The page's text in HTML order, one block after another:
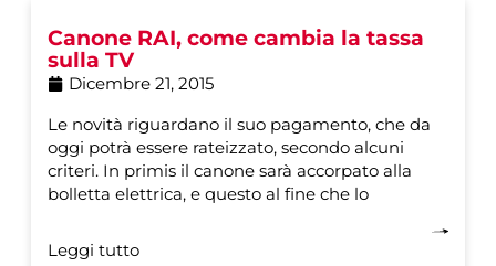
Canone RAI, come cambia la tassa
sulla TV
Dicembre 21, 2015
Le novità riguardano il suo pagamento, che da
oggi potrà essere rateizzato, secondo alcuni
criteri. In primis il canone sarà accorpato alla
bolletta elettrica, e questo al fine che lo
Leggi tutto